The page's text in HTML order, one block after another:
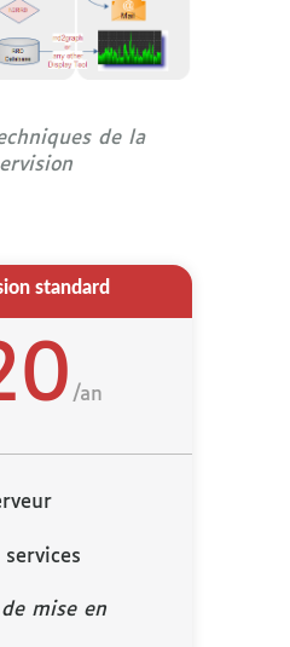
de la
standard
/an
services
mise en